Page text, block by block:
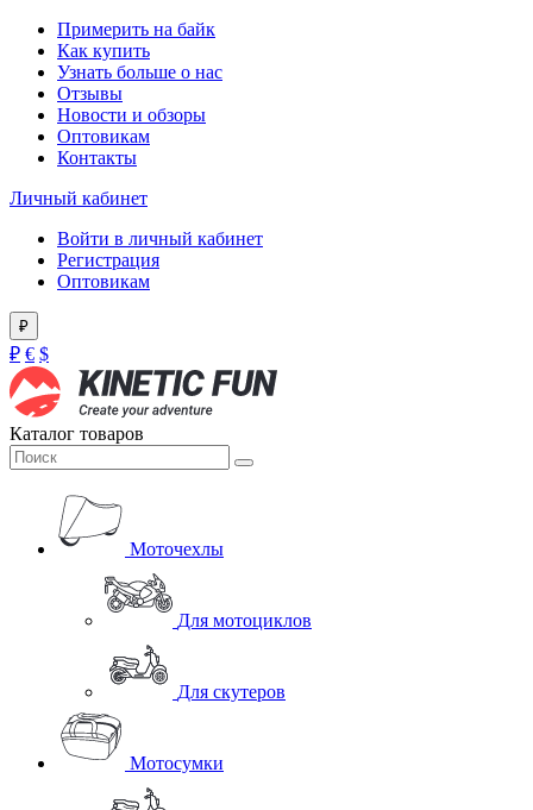
Примерить на байк
Как купить
Узнать больше о нас
Отзывы
Новости и обзоры
Оптовикам
Контакты
Личный кабинет
Войти в личный кабинет
Регистрация
Оптовикам
₽
₽ € $
Каталог товаров
Моточехлы
Для мотоциклов
Для скутеров
Мотосумки